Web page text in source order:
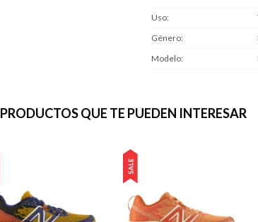
Uso
Género
Modelo
PRODUCTOS QUE TE PUEDEN INTERESAR